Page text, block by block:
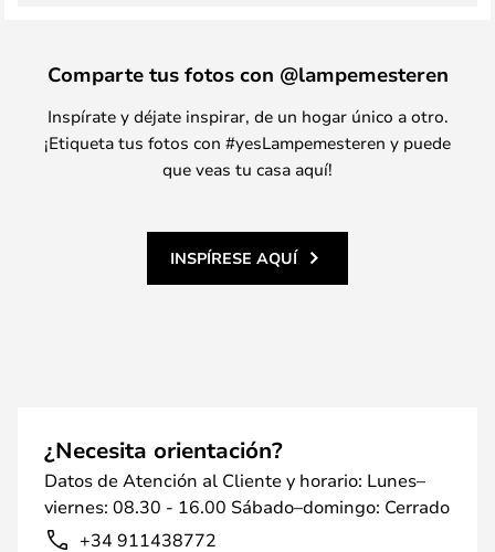
Comparte tus fotos con @lampemesteren
Inspírate y déjate inspirar, de un hogar único a otro.
¡Etiqueta tus fotos con #yesLampemesteren y puede
que veas tu casa aquí!
INSPÍRESE AQUÍ
¿Necesita orientación?
Datos de Atención al Cliente y horario: Lunes–
viernes: 08.30 - 16.00 Sábado–domingo: Cerrado
+34 911438772